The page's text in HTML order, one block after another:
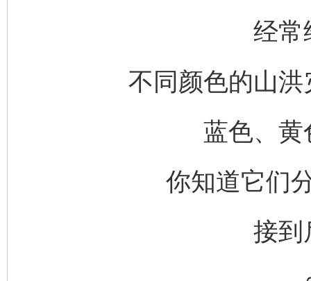
经常
不同颜色的山
蓝色、黄
你知道它们
接到